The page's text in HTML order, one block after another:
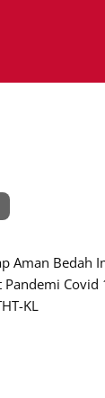
Aman Bedah
Pandemi Covid
KL